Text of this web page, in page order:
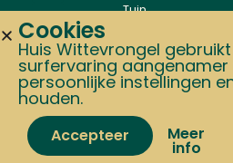
Tuin
Dieren
BBQ
MERKEN
Ofyr
Zomerverlof van
tijdens deze periode
pakketten. Bestellen
Cookies
Huis Wittevrongel
surfervaring
persoonlijke instellingen
houden.
Accepteer Meer
info